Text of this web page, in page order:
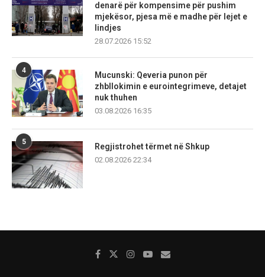
denarë për kompensime për pushim
mjekësor, pjesa më e madhe për lejet e
lindjes
28.07.2026 15:52
4
Mucunski: Qeveria punon për
zhbllokimin e eurointegrimeve, detajet
nuk thuhen
03.08.2026 16:35
5
Regjistrohet tërmet në Shkup
02.08.2026 22:34